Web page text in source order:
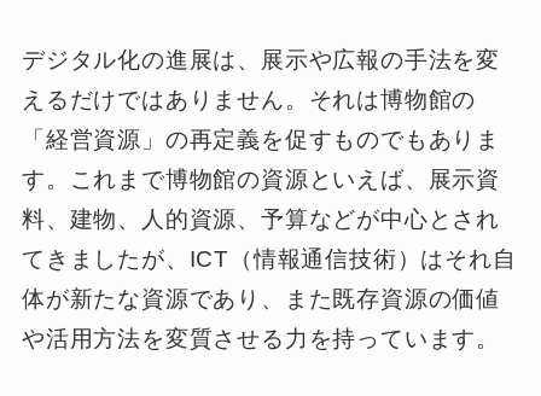
デジタル化の進展は、展示や広報の手法を変
えるだけではありません。それは博物館の
「経営資源」の再定義を促すものでもありま
す。これまで博物館の資源といえば、展示資
料、建物、人的資源、予算などが中心とされ
てきましたが、ICT（情報通信技術）はそれ自
体が新たな資源であり、また既存資源の価値
や活用方法を変質させる力を持っています。